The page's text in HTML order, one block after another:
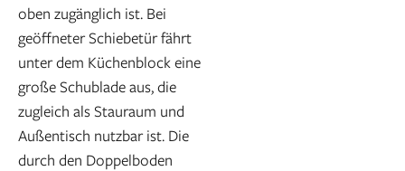
oben zugänglich ist. Bei
geöffneter Schiebetür fährt
unter dem Küchenblock eine
große Schublade aus, die
zugleich als Stauraum und
Außentisch nutzbar ist. Die
durch den Doppelboden